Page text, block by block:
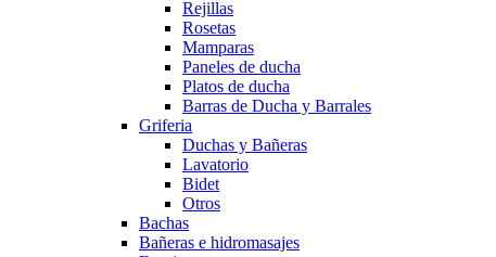
Rejillas
Rosetas
Mamparas
Paneles de ducha
Platos de ducha
Barras de Ducha y Barrales
Griferia
Duchas y Bañeras
Lavatorio
Bidet
Otros
Bachas
Bañeras e hidromasajes